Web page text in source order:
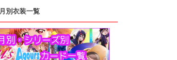
高海千歌 渡辺曜
浦の星女学院1年生
宮下愛 優木せつ菜
別衣装一覧